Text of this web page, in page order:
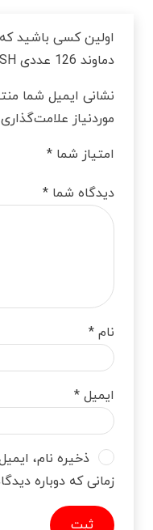
اولین کسی باشید
دماوند 126 عددی DQ 40 SH”
نشانی ایمیل شما
موردنیاز
امتیاز شما *
دیدگاه شما *
نام *
ایمیل *
ذخیره نام،
زمانی که دوباره